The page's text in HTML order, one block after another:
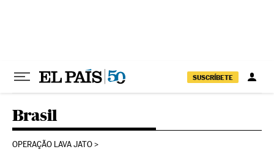
SUSCRÍBETE
Brasil
OPERAÇÃO LAVA JATO